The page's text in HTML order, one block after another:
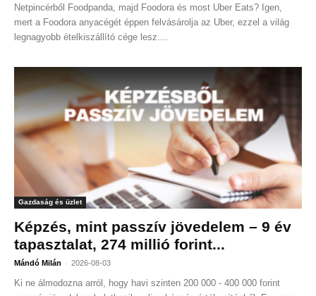
Netpincérből Foodpanda, majd Foodora és most Uber Eats? Igen,
mert a Foodora anyacégét éppen felvásárolja az Uber, ezzel a világ
legnagyobb ételkiszállító cége lesz....
Gazdaság és üzlet
Képzés, mint passzív jövedelem – 9 év
tapasztalat, 274 millió forint...
Mándó Milán - 2026-08-03
Ki ne álmodozna arról, hogy havi szinten 200 000 - 400 000 forint